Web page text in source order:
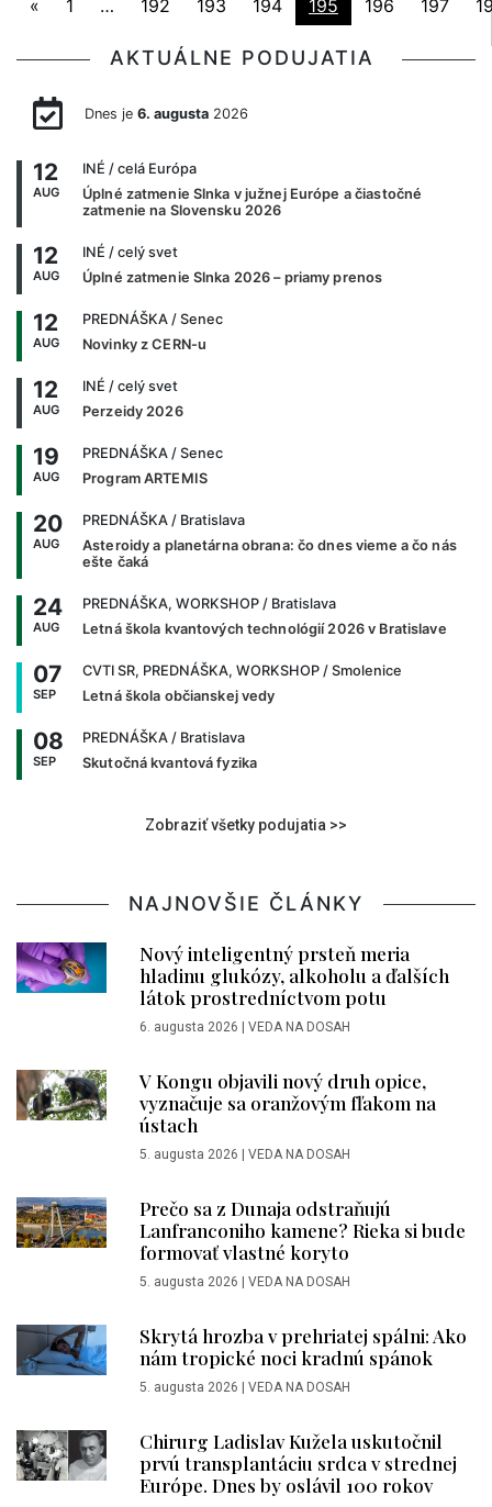
« 1 … 192 193 194 195 196 197
AKTUÁLNE PODUJATIA
Dnes je 6. augusta2026
12
AUG
INÉ / celá Európa
Úplné zatmenie Slnka v južnej Európe a čiastočné
zatmenie na Slovensku 2026
12
AUG
INÉ / celý svet
Úplné zatmenie Slnka 2026 – priamy prenos
12
AUG
PREDNÁŠKA / Senec
Novinky z CERN-u
12
AUG
INÉ / celý svet
Perzeidy 2026
19
AUG
PREDNÁŠKA / Senec
Program ARTEMIS
20
AUG
PREDNÁŠKA / Bratislava
Asteroidy a planetárna obrana: čo dnes vieme a čo nás
ešte čaká
24
AUG
PREDNÁŠKA, WORKSHOP / Bratislava
Letná škola kvantových technológií 2026 v Bratislave
07
SEP
CVTI SR, PREDNÁŠKA, WORKSHOP / Smolenice
Letná škola občianskej vedy
08
SEP
PREDNÁŠKA / Bratislava
Skutočná kvantová fyzika
Zobraziť všetky podujatia >>
NAJNOVŠIE ČLÁNKY
Nový inteligentný prsteň meria
hladinu glukózy, alkoholu a ďalších
látok prostredníctvom potu
6. augusta 2026 | VEDA NA DOSAH
V Kongu objavili nový druh opice,
vyznačuje sa oranžovým fľakom na
ústach
5. augusta 2026 | VEDA NA DOSAH
Prečo sa z Dunaja odstraňujú
Lanfranconiho kamene? Rieka si bude
formovať vlastné koryto
5. augusta 2026 | VEDA NA DOSAH
Skrytá hrozba v prehriatej spálni: Ako
nám tropické noci kradnú spánok
5. augusta 2026 | VEDA NA DOSAH
Chirurg Ladislav Kužela uskutočnil
prvú transplantáciu srdca v strednej
Európe. Dnes by oslávil 100 rokov